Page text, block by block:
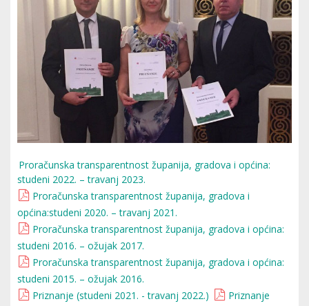
Proračunska transparentnost županija, gradova i općina:
studeni 2022. – travanj 2023.
Proračunska transparentnost županija, gradova i
općina:studeni 2020. – travanj 2021.
Proračunska transparentnost županija, gradova i općina:
studeni 2016. – ožujak 2017.
Proračunska transparentnost županija, gradova i općina:
studeni 2015. – ožujak 2016.
Priznanje (studeni 2021. - travanj 2022.)
Priznanje